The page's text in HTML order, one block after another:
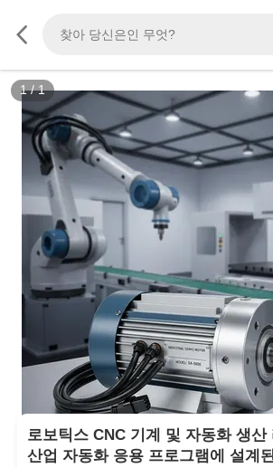
1/1
로보틱스 CNC 기계 및 자동화 생산
산업 자동화 응용 프로그램에 설계